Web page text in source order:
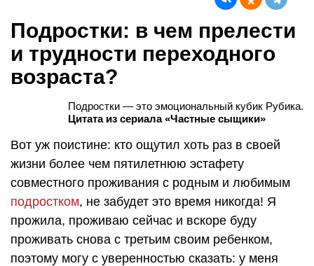
Подростки: в чем прелести
и трудности переходного
возраста?
Подростки — это эмоциональный кубик Рубика.
Цитата из сериала «Частные сыщики»
Вот уж поистине: кто ощутил хоть раз в своей
жизни более чем пятилетнюю эстафету
совместного проживания с родным и любимым
подростком, не забудет это время никогда! Я
прожила, проживаю сейчас и вскоре буду
проживать снова с третьим своим ребенком,
поэтому могу с уверенностью сказать: у меня